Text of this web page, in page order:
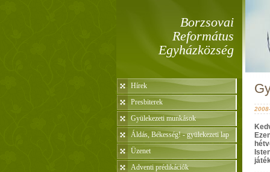
Borzsovai
Református
Egyházközség
Hírek
Presbiterek
Gyülekezeti munkások
Áldás, Békesség! - gyülekezeti lap
Üzenet
Adventi prédikációk